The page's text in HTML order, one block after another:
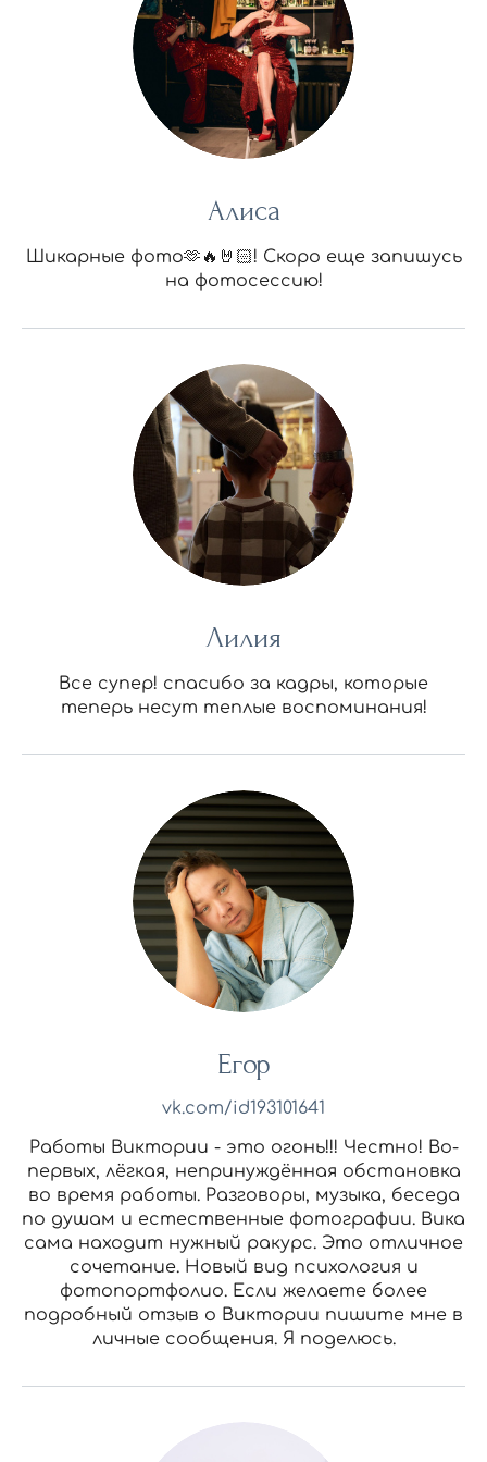
Алиса
Шикарные фото🫶🔥🤘🏻! Скоро еще запишусь
на фотосессию!
Лилия
Все супер! спасибо за кадры, которые
теперь несут теплые воспоминания!
Егор
vk.com/id193101641
Работы Виктории - это огонь!!! Честно! Во-
первых, лёгкая, непринуждённая обстановка
во время работы. Разговоры, музыка, беседа
по душам и естественные фотографии. Вика
сама находит нужный ракурс. Это отличное
сочетание. Новый вид психология и
фотопортфолио. Если желаете более
подробный отзыв о Виктории пишите мне в
личные сообщения. Я поделюсь.